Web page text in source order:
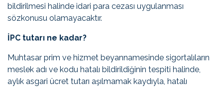
bildirilmesi halinde idari para cezası uygulanması
sözkonusu olamayacaktır.
İPC tutarı ne kadar?
Muhtasar prim ve hizmet beyannamesinde sigortalıların
meslek adı ve kodu hatalı bildirildiğinin tespiti halinde,
aylık asgari ücret tutarı aşılmamak kaydıyla, hatalı